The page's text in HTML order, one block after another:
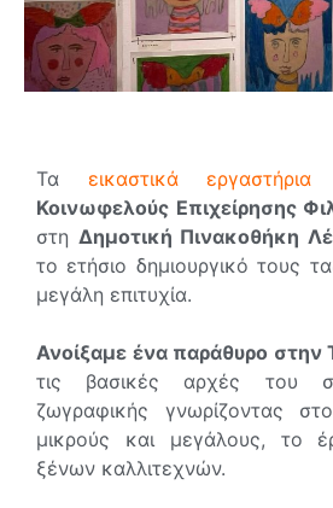
Τα εικαστικά εργαστήρια
Κοινωφελούς Επιχείρησης
στη Δημοτική Πινακοθήκη
το ετήσιο δημιουργικό τους
μεγάλη επιτυχία.
Ανοίξαμε ένα παράθυρο στην
τις βασικές αρχές του
ζωγραφικής γνωρίζοντας
μικρούς και μεγάλους, το
ξένων καλλιτεχνών.